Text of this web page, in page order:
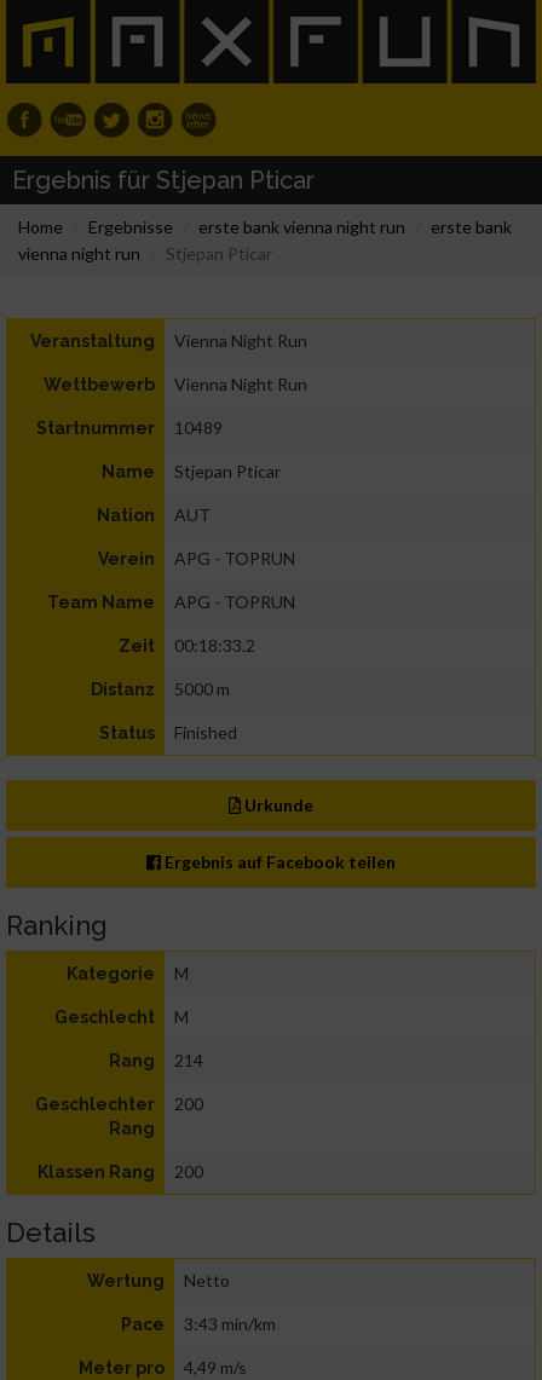
Ergebnis für Stjepan Pticar
Home Ergebnisse erste bank vienna night run
erste bank
vienna night run
Stjepan Pticar
Veranstaltung Vienna Night Run
Wettbewerb Vienna Night Run
Startnummer 10489
Name Stjepan Pticar
Nation AUT
Verein APG - TOPRUN
Team Name APG - TOPRUN
Zeit 00:18:33.2
Distanz 5000 m
Status Finished
Urkunde
Ergebnis auf Facebook teilen
Ranking
Kategorie M
Geschlecht M
Rang 214
Geschlechter
Rang
200
Klassen Rang 200
Details
Wertung Netto
Pace 3:43 min/km
Meter pro
4,49 m/s